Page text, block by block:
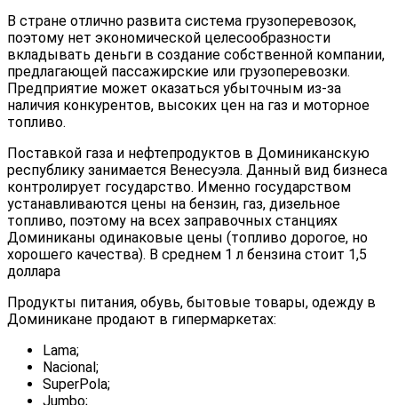
В стране отлично развита система грузоперевозок,
поэтому нет экономической целесообразности
вкладывать деньги в создание собственной компании,
предлагающей пассажирские или грузоперевозки.
Предприятие может оказаться убыточным из-за
наличия конкурентов, высоких цен на газ и моторное
топливо.
Поставкой газа и нефтепродуктов в Доминиканскую
республику занимается Венесуэла. Данный вид бизнеса
контролирует государство. Именно государством
устанавливаются цены на бензин, газ, дизельное
топливо, поэтому на всех заправочных станциях
Доминиканы одинаковые цены (топливо дорогое, но
хорошего качества). В среднем 1 л бензина стоит 1,5
доллара
Продукты питания, обувь, бытовые товары, одежду в
Доминикане продают в гипермаркетах:
Lama;
Nacional;
SuperPola;
Jumbo;